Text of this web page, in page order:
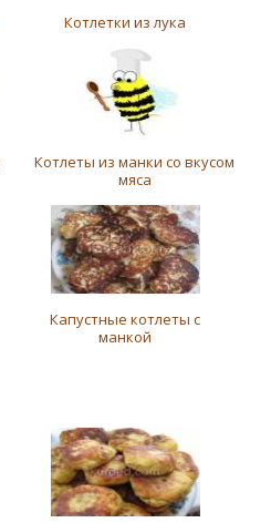
Котлетки из лука
Котлеты из манки со вкусом
мяса
Капустные котлеты с
манкой